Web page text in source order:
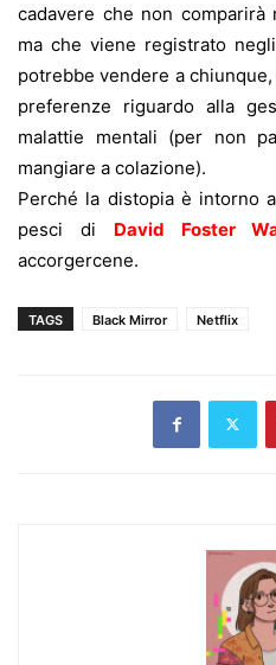
cadavere che non comparirà
ma che viene registrato
potrebbe vendere a
preferenze riguardo alla
malattie mentali (per non
mangiare a colazione).
Perché la distopia è intorno
pesci di
David Foster
accorgercene.
TAGS Black Mirror Netflix